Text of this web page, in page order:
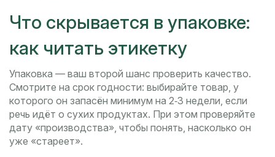
Что скрывается в упаковке:
как читать этикетку
Упаковка — ваш второй шанс проверить качество.
Смотрите на срок годности: выбирайте товар, у
которого он запасён минимум на 2‑3 недели, если
речь идёт о сухих продуктах. При этом проверяйте
дату «производства», чтобы понять, насколько он
уже «стареет».